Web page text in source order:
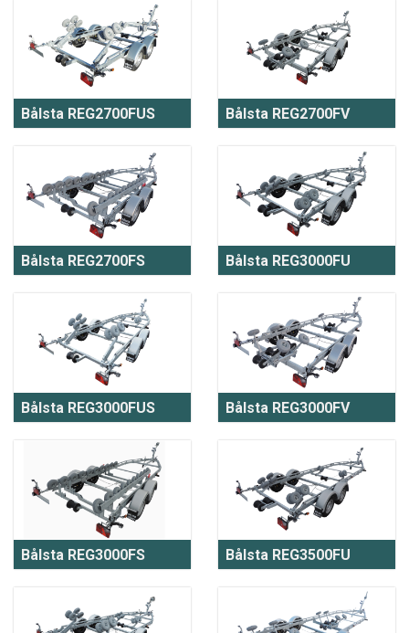
Bålsta REG2700FUS Bålsta REG2700FV
Bålsta REG2700FS Bålsta REG3000FU
Bålsta REG3000FUS Bålsta REG3000FV
Bålsta REG3000FS Bålsta REG3500FU